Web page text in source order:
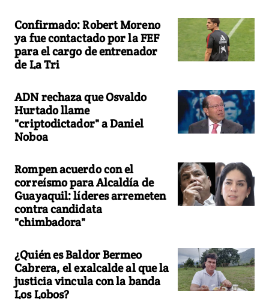
Confirmado: Robert Moreno
ya fue contactado por la FEF
para el cargo de entrenador
de La Tri
ADN rechaza que Osvaldo
Hurtado llame
"criptodictador" a Daniel
Noboa
Rompen acuerdo con el
correísmo para Alcaldía de
Guayaquil: líderes arremeten
contra candidata
"chimbadora"
¿Quién es Baldor Bermeo
Cabrera, el exalcalde al que la
justicia vincula con la banda
Los Lobos?